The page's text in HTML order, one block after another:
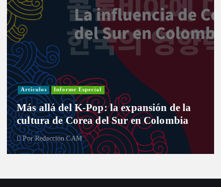
Artículos Informe Especial
Más allá del K-Pop: la expansión de la
cultura de Corea del Sur en Colombia
PorRedacción CAM